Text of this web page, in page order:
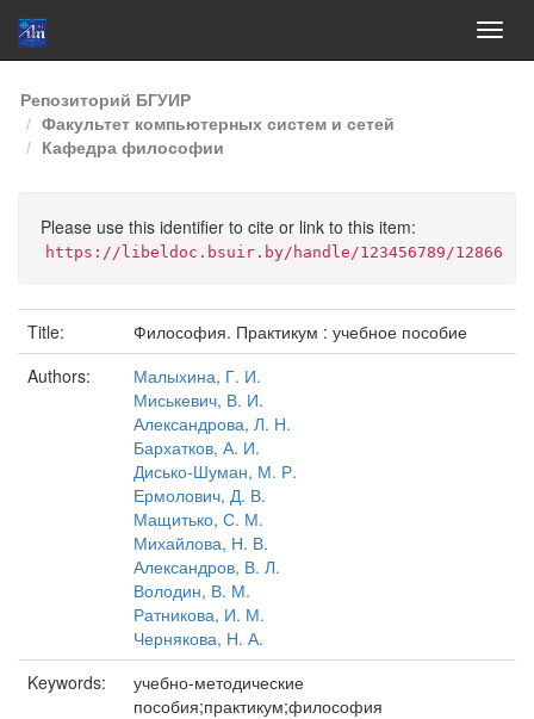
Skip
navigation
Репозиторий БГУИР
Факультет компьютерных систем и сетей
Кафедра философии
Please use this identifier to cite or link to this item:
https://libeldoc.bsuir.by/handle/123456789/12866
Title:
Философия. Практикум : учебное пособие
Authors:
Малыхина, Г. И.
Миськевич, В. И.
Александрова, Л. Н.
Бархатков, А. И.
Дисько-Шуман, М. Р.
Ермолович, Д. В.
Мащитько, С. М.
Михайлова, Н. В.
Александров, В. Л.
Володин, В. М.
Ратникова, И. М.
Чернякова, Н. А.
Keywords:
учебно-методические
пособия;практикум;философия